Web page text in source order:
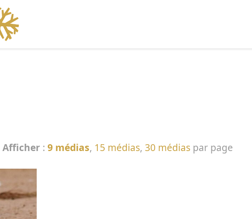
Afficher : 9 médias, 15 médias, 30 médias par page